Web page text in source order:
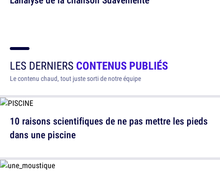
LES DERNIERS CONTENUS PUBLIÉS
Le contenu chaud, tout juste sorti de notre équipe
10 raisons scientifiques de ne pas mettre les pieds
dans une piscine